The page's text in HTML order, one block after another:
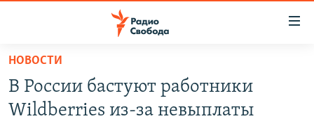
упрощенного
доступа
Вернуться
ПОДКАСТЫ
НОВОСТИ
В России бастуют работники
Wildberries из-за невыплаты